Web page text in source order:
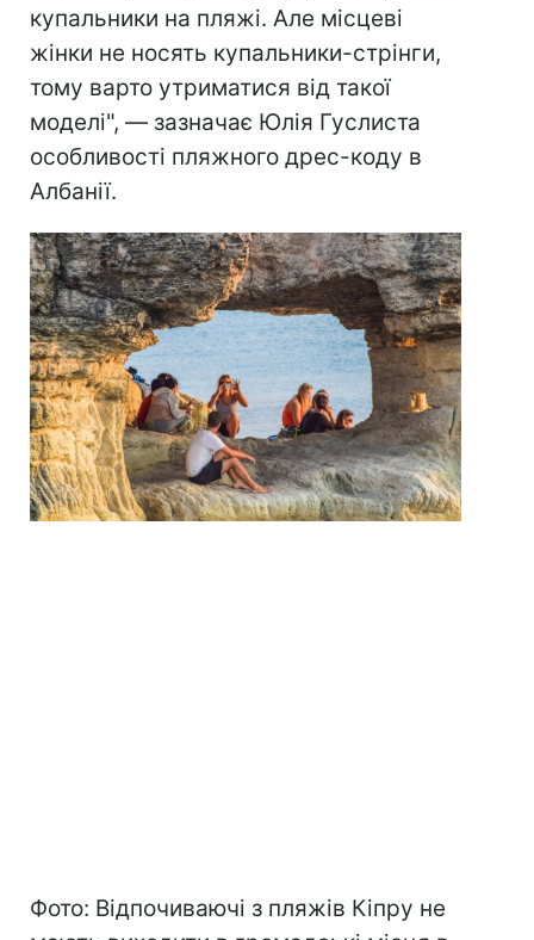
купальники на пляжі. Але місцеві
жінки не носять купальники-стрінги,
тому варто утриматися від такої
моделі", — зазначає Юлія Гуслиста
особливості пляжного дрес-коду в
Албанії.
Фото: Відпочиваючі з пляжів Кіпру не